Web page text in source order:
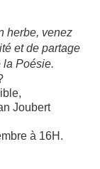
herbe, venez
et de partage
la Poésie.
Joubert
à 16H.